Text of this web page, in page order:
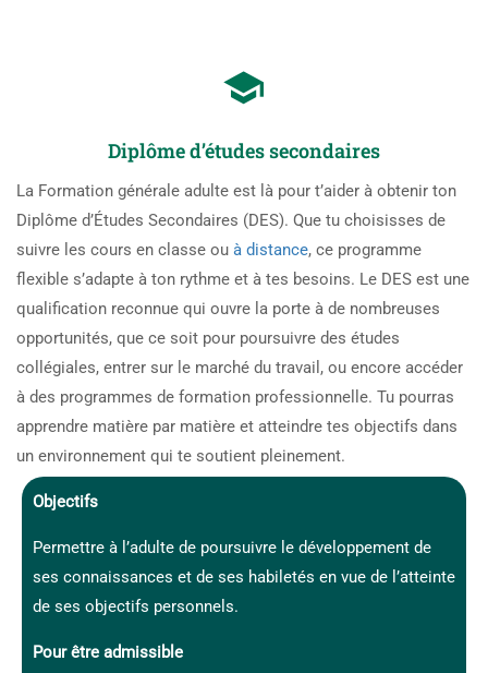
Diplôme d’études secondaires
La Formation générale adulte est là pour t’aider à obtenir ton
Diplôme d’Études Secondaires (DES). Que tu choisisses de
suivre les cours en classe ou à distance, ce programme
flexible s’adapte à ton rythme et à tes besoins. Le DES est une
qualification reconnue qui ouvre la porte à de nombreuses
opportunités, que ce soit pour poursuivre des études
collégiales, entrer sur le marché du travail, ou encore accéder
à des programmes de formation professionnelle. Tu pourras
apprendre matière par matière et atteindre tes objectifs dans
un environnement qui te soutient pleinement.
Objectifs
Permettre à l’adulte de poursuivre le développement de
ses connaissances et de ses habiletés en vue de l’atteinte
de ses objectifs personnels.
Pour être admissible